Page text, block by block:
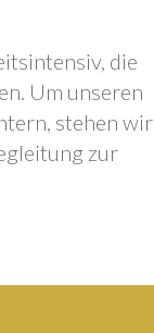
die
Um unseren
stehen wir
zur